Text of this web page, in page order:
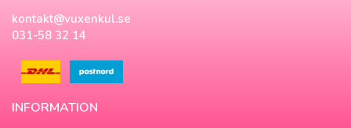
kontakt@vuxenkul.se
031-58 32 14
INFORMATION